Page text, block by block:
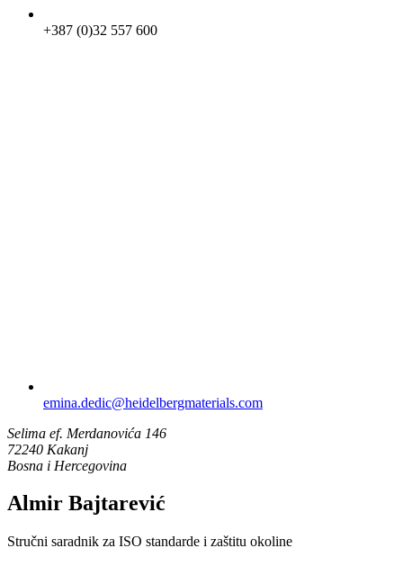
+387 (0)32 557 600
emina.dedic​@heidelbergmaterials.com
Selima ef. Merdanovića 146
72240 Kakanj
Bosna i Hercegovina
Almir Bajtarević
Stručni saradnik za ISO standarde i zaštitu okoline